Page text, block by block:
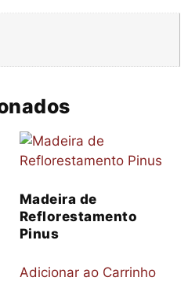
Madeira de
Reflorestamento
Pinus
Adicionar ao Carrinho